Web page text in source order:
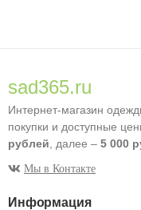
sad365.ru
Интернет-магазин
покупки и доступные
рублей , далее – 5 000
Мы в Контакте
Информация